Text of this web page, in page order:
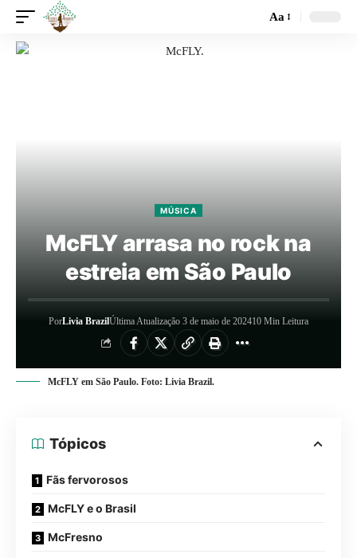
Aa
MÚSICA
McFLY arrasa no rock na
estreia em São Paulo
PorLivia BrazilÚltima Atualização 3 de maio de 202410 Min Leitura
McFLY em São Paulo. Foto: Livia Brazil.
Tópicos
Fãs fervorosos
McFLY e o Brasil
McFresno